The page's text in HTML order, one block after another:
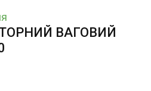
ВАГОВИЙ